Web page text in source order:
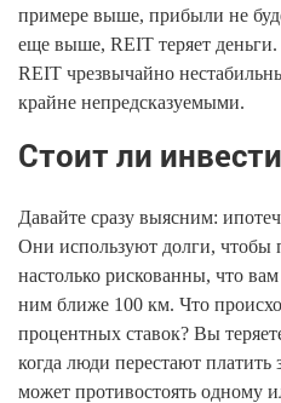
примере выше, прибыли не
еще выше, REIT теряет
REIT чрезвычайно
крайне непредсказуемыми.
Стоит ли
Давайте сразу выясним:
Они используют долги, чтобы
настолько рискованны, что
ним ближе 100 км. Что
процентных ставок? Вы
когда люди перестают платить
может противостоять одному